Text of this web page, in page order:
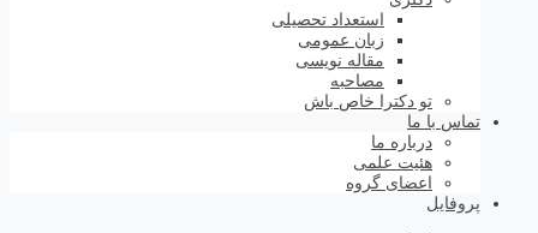
استعداد تحصیلی
زبان عمومی
مقاله نویسی
مصاحبه
تو دکترا خاص باش
تماس با ما
درباره ما
هئیت علمی
اعضای گروه
پروفایل